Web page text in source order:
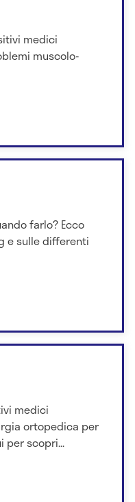
medici
muscolo-
farlo? Ecco
e sulle differenti
medici
ortopedica per
per scopri...